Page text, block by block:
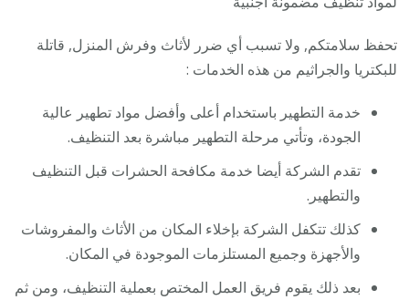
تحفظ سلامتكم, ولا تسبب أي ضرر لأثاث وفرش المنزل, قاتلة
للبكتريا والجراثيم من هذه الخدمات :
خدمة التطهير باستخدام أعلى وأفضل مواد تطهير عالية
الجودة، وتأتي مرحلة التطهير مباشرة بعد التنظيف.
تقدم الشركة أيضا خدمة مكافحة الحشرات قبل التنظيف
والتطهير.
كذلك تتكفل الشركة بإخلاء المكان من الأثاث والمفروشات
والأجهزة وجميع المستلزمات الموجودة في المكان.
بعد ذلك يقوم فريق العمل المختص بعملية التنظيف، ومن ثم